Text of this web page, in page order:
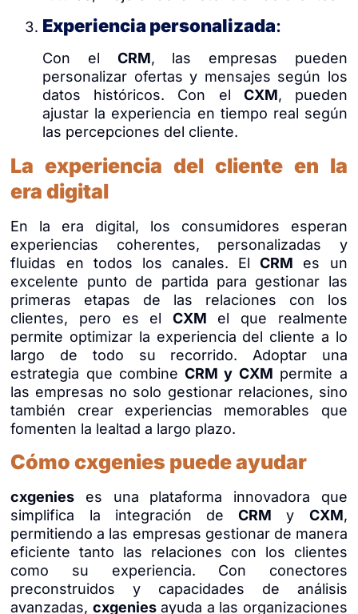
Experiencia personalizada:
Con el CRM, las empresas pueden
personalizar ofertas y mensajes según los
datos históricos. Con el CXM, pueden
ajustar la experiencia en tiempo real según
las percepciones del cliente.
La experiencia del cliente en la
era digital
En la era digital, los consumidores esperan
experiencias coherentes, personalizadas y
fluidas en todos los canales. ElCRM es un
excelente punto de partida para gestionar las
primeras etapas de las relaciones con los
clientes, pero es el CXM el que realmente
permite optimizar la experiencia del cliente a lo
largo de todo su recorrido. Adoptar una
estrategia que combine CRM y CXM permite a
las empresas no solo gestionar relaciones, sino
también crear experiencias memorables que
fomenten la lealtad a largo plazo.
Cómo cxgenies puede ayudar
cxgenies es una plataforma innovadora que
simplifica la integración deCRM y CXM,
permitiendo a las empresas gestionar de manera
eficiente tanto las relaciones con los clientes
como su experiencia. Con conectores
preconstruidos y capacidades de análisis
avanzadas, cxgeniesayuda a las organizaciones